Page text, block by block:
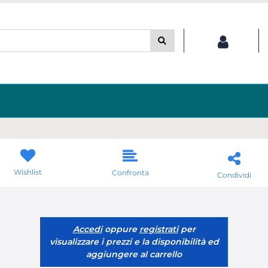
Wishlist Confronta Condividi
Accedioppure registratiper
visualizzare i prezzi e la disponibilità ed
aggiungere al carrello